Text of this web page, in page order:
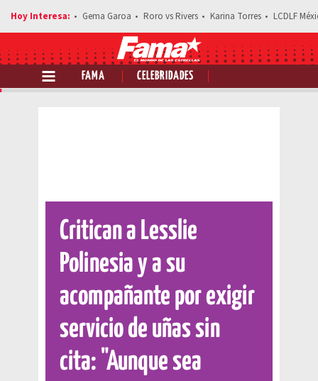
Gema Garoa Roro vs Rivers Karina Torres LCDLF
FAMA CELEBRIDADES
Comparte esta noticia
Critican a Lesslie
Polinesia y a su
acompañante por exigir
servicio de uñas sin
cita: "Aunque sea